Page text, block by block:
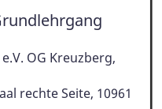
OG Kreuzberg,
rechte Seite, 10961